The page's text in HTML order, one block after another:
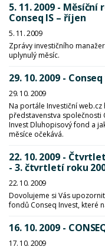
5. 11. 2009 -
Conseq IS – říjen
5. 11. 2009
Zprávy investičního
uplynulý měsíc.
29. 10. 2009 -
29. 10. 2009
Na portále Investiční
představenstva společnosti
Invest Dluhopisový fond a
měsíce očekává.
22. 10. 2009 -
- 3. čtvrtletí roku
22. 10. 2009
Dovolujeme si Vás
fondů Conseq Invest, které
16. 10. 2009 -
17. 10. 2009